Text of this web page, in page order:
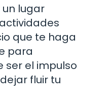
un lugar
que te haga
para
ser el impulso
fluir tu